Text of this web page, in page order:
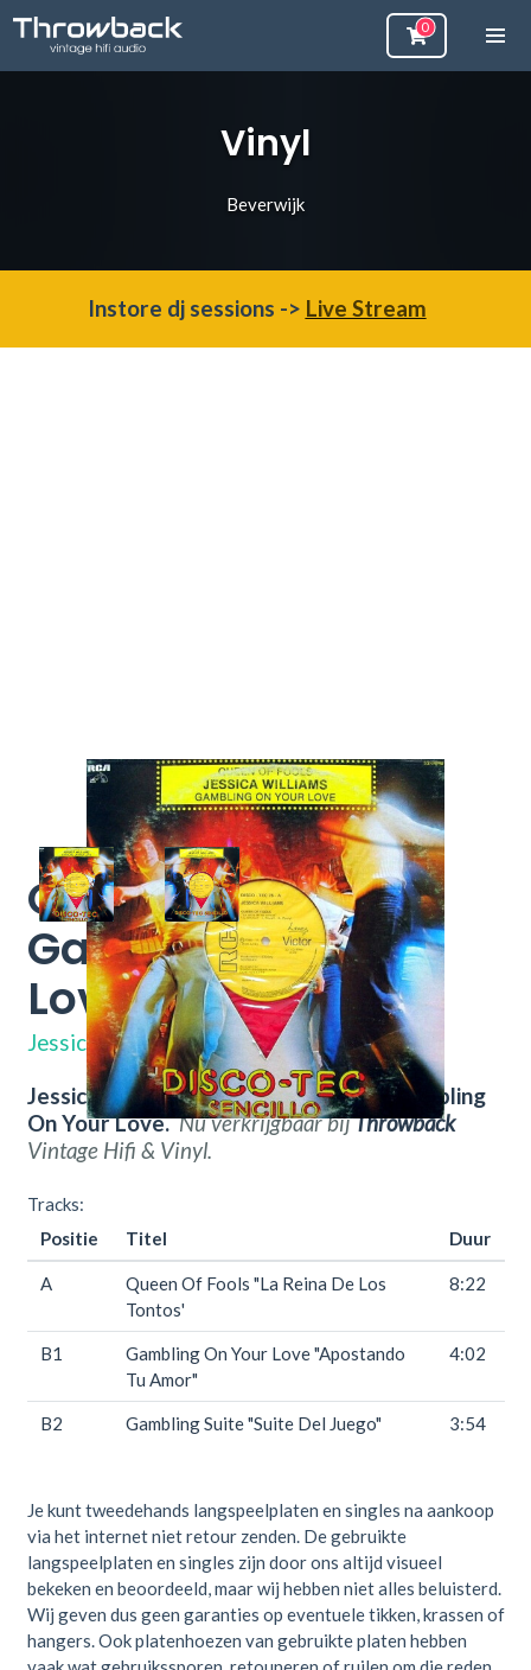
Vinyl
Beverwijk
Instore dj sessions -> Live Stream
Queen Of Fools /
Gambling On Your
Love DISCO - TEC 75
Jessica Williams
Jessica Williams – Queen Of Fools / Gambling
On Your Love. Nu verkrijgbaar bijThrowback
Vintage Hifi & Vinyl.
Tracks:
Positie
Titel Duur
A
Queen Of Fools "La Reina De Los
Tontos'
8:22
B1
Gambling On Your Love "Apostando
Tu Amor"
4:02
B2 Gambling Suite "Suite Del Juego" 3:54
Je kunt tweedehands langspeelplaten en singles na aankoop
via het internet niet retour zenden. De gebruikte
langspeelplaten en singles zijn door ons altijd visueel
bekeken en beoordeeld, maar wij hebben niet alles beluisterd.
Wij geven dus geen garanties op eventuele tikken, krassen of
hangers. Ook platenhoezen van gebruikte platen hebben